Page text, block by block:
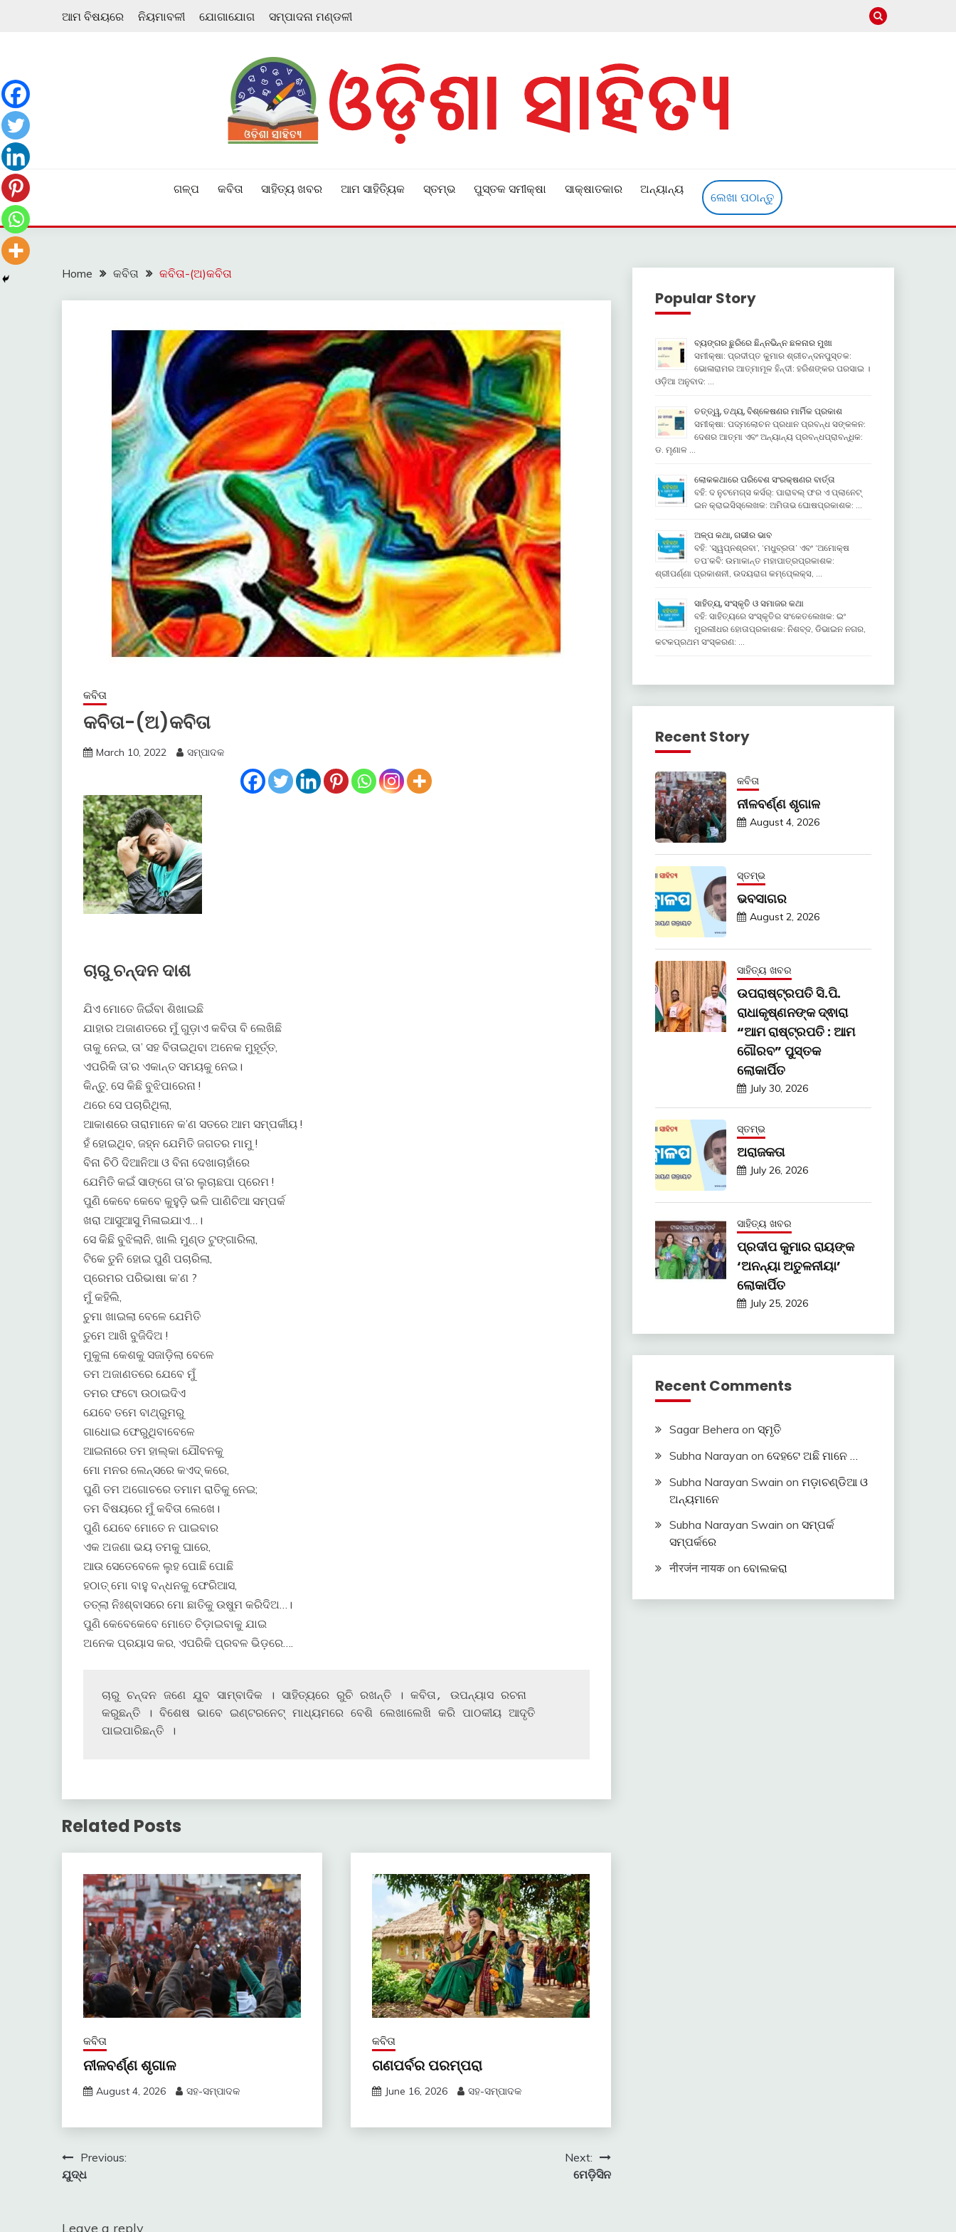
ଆମ ବିଷୟରେ ନିୟମାବଳୀ ଯୋଗାଯୋଗ ସମ୍ପାଦନା ମଣ୍ଡଳୀ
ଗଳ୍ପ କବିତା ସାହିତ୍ୟ ଖବର ଆମ ସାହିତ୍ୟିକ ସ୍ତମ୍ଭ ପୁସ୍ତକ ସମୀକ୍ଷା ସାକ୍ଷାତକାର ଅନ୍ୟାନ୍ୟ
ଲେଖା ପଠାନ୍ତୁ
Home କବିତା କବିତା-(ଅ)କବିତା
କବିତା
କବିତା-(ଅ)କବିତା
March 10, 2022 ସମ୍ପାଦକ
ଚାରୁ ଚନ୍ଦନ ଦାଶ
ଯିଏ ମୋତେ ଜିଇଁବା ଶିଖାଇଛି
ଯାହାର ଅଜାଣତରେ ମୁଁ ଗୁଡ଼ାଏ କବିତା ବି ଲେଖିଛି
ତାକୁ ନେଇ, ତା’ ସହ ବିତାଇଥିବା ଅନେକ ମୁହୂର୍ତ୍ତ,
ଏପରିକି ତା’ର ଏକାନ୍ତ ସମୟକୁ ନେଇ।
କିନ୍ତୁ, ସେ କିଛି ବୁଝିପାରେନା !
ଥରେ ସେ ପଚାରିଥିଲା,
ଆକାଶରେ ତାରାମାନେ କ’ଣ ସତରେ ଆମ ସମ୍ପର୍କୀୟ !
ହଁ ହୋଇଥିବ, ଜହ୍ନ ଯେମିତି ଜଗତର ମାମୁ !
ବିନା ଚିଠି ଦିଆନିଆ ଓ ବିନା ଦେଖାଚାହାଁରେ
ଯେମିତି କଇଁ ସାଙ୍ଗେ ତା’ର ଲୁଚାଛପା ପ୍ରେମ !
ପୁଣି କେବେ କେବେ କୁହୁଡ଼ି ଭଳି ପାଣିଚିଆ ସମ୍ପର୍କ
ଖରା ଆସୁଆସୁ ମିଳାଇଯାଏ…।
ସେ କିଛି ବୁଝିଲାନି, ଖାଲି ମୁଣ୍ଡ ଟୁଙ୍ଗାରିଲା,
ଟିକେ ତୁନି ହୋଇ ପୁଣି ପଚାରିଲା,
ପ୍ରେମର ପରିଭାଷା କ’ଣ ?
ମୁଁ କହିଲି,
ଚୁମା ଖାଇଲା ବେଳେ ଯେମିତି
ତୁମେ ଆଖି ବୁଜିଦିଅ !
ମୁକୁଳା କେଶକୁ ସଜାଡ଼ିଲା ବେଳେ
ତମ ଅଜାଣତରେ ଯେବେ ମୁଁ
ତମର ଫଟୋ ଉଠାଇଦିଏ
ଯେବେ ତମେ ବାଥ୍‌ରୁମରୁ
ଗାଧୋଇ ଫେରୁଥିବାବେଳେ
ଆଇନାରେ ତମ ହାଲ୍‌କା ଯୌବନକୁ
ମୋ ମନର ଲେନ୍ସରେ କଏଦ୍ କରେ,
ପୁଣି ତମ ଅଗୋଚରେ ତମାମ ରାତିକୁ ନେଇ;
ତମ ବିଷୟରେ ମୁଁ କବିତା ଲେଖେ।
ପୁଣି ଯେବେ ମୋତେ ନ ପାଇବାର
ଏକ ଅଜଣା ଭୟ ତମକୁ ଘାରେ,
ଆଉ ସେତେବେଳେ ଲୁହ ପୋଛି ପୋଛି
ହଠାତ୍ ମୋ ବାହୁ ବନ୍ଧନକୁ ଫେରିଆସ,
ତତ୍‌ଲା ନିଃଶ୍ବାସରେ ମୋ ଛାତିକୁ ଉଷୁମ କରିଦିଅ…।
ପୁଣି କେବେକେବେ ମୋତେ ଚିଡ଼ାଇବାକୁ ଯାଇ
ଅନେକ ପ୍ରୟାସ କର, ଏପରିକି ପ୍ରବଳ ଭିଡ଼ରେ….
ଚାରୁ ଚନ୍ଦନ ଜଣେ ଯୁବ ସାମ୍ବାଦିକ । ସାହିତ୍ୟରେ ରୁଚି ରଖନ୍ତି । କବିତା, ଉପନ୍ୟାସ ରଚନା
କରୁଛନ୍ତି । ବିଶେଷ ଭାବେ ଇଣ୍ଟରନେଟ୍ ମାଧ୍ୟମରେ ବେଶି ଲେଖାଲେଖି କରି ପାଠକୀୟ ଆଦୃତି
ପାଇପାରିଛନ୍ତି ।
Related Posts
କବିତା
ନୀଳବର୍ଣ୍ଣ ଶୃଗାଳ
August 4, 2026 ସହ-ସମ୍ପାଦକ
କବିତା
ଗଣପର୍ବର ପରମ୍ପରା
June 16, 2026 ସହ-ସମ୍ପାଦକ
Post
navigation
Previous:
ଯୁଦ୍ଧ
Next:
ମେଡ଼ିସିନ
Leave a reply
Popular Story
ବ୍ୟଙ୍ଗର ଛୁରିରେ ଛିନ୍ନଭିନ୍ନ ଛଳନାର ମୁଖା
ସମୀକ୍ଷା: ପ୍ରଦୀପ୍ତ କୁମାର ଶ୍ରୀଚନ୍ଦନପୁସ୍ତକ:
ଭୋଳାରାମର ଆତ୍ମାମୂଳ ହିନ୍ଦୀ: ହରିଶଙ୍କର ପରସାଇ ।
ଓଡ଼ିଆ ଅନୁବାଦ: …
ତତ୍ତ୍ୱ, ତଥ୍ୟ, ବିଶ୍ଳେଷଣର ମାର୍ମିକ ପ୍ରକାଶ
ସମୀକ୍ଷା: ପଦ୍ମଲୋଚନ ପ୍ରଧାନ ପ୍ରବନ୍ଧ ସଙ୍କଳନ:
ଦେଶର ଆତ୍ମା ଏବଂ ଅନ୍ୟାନ୍ୟ ପ୍ରବନ୍ଧପ୍ରାବନ୍ଧିକ:
ଡ. ମୃଣାଳ …
ଲୋକକଥାରେ ପରିବେଶ ସଂରକ୍ଷଣର ବାର୍ତ୍ତା
ବହି: ଦ ନୁଟମେଗ୍ସ କର୍ସର୍: ପାରାବଲ୍ ଫର ଏ ପ୍ଲାନେଟ୍
ଇନ କ୍ରାଇସିସ୍ଲେଖକ: ଅମିତାଭ ଘୋଷପ୍ରକାଶକ: …
ଅଳ୍ପ କଥା, ଗଭୀର ଭାବ
ବହି: ‘ସ୍ୱପ୍ନଶ୍ରବା’, ‘ମଧୁବ୍ରତା’ ଏବଂ ‘ଅମୋକ୍ଷ
ତପ’କବି: ଉମାକାନ୍ତ ମହାପାତ୍ରପ୍ରକାଶକ:
ଶ୍ରୀପର୍ଣ୍ଣା ପ୍ରକାଶନୀ, ଉଦୟରାଗ କମ୍ପେ୍ଲକ୍ସ, …
ସାହିତ୍ୟ, ସଂସ୍କୃତି ଓ ସମାଜର କଥା
ବହି: ସାହିତ୍ୟରେ ସଂସ୍କୃତିର ସଂକେତଲେଖକ: ଇଂ
ମୁରଲୀଧର ହୋତାପ୍ରକାଶକ: ନିଶବ୍ଦ, ଡିଭାଇନ ନଗର,
କଟକପ୍ରଥମ ସଂସ୍କରଣ: …
Recent Story
କବିତା
ନୀଳବର୍ଣ୍ଣ ଶୃଗାଳ
August 4, 2026
ସ୍ତମ୍ଭ
ଭବସାଗର
August 2, 2026
ସାହିତ୍ୟ ଖବର
ଉପରାଷ୍ଟ୍ରପତି ସି.ପି.
ରାଧାକୃଷ୍ଣନଙ୍କ ଦ୍ଵାରା
“ଆମ ରାଷ୍ଟ୍ରପତି : ଆମ
ଗୌରବ” ପୁସ୍ତକ
ଲୋକାର୍ପିତ
July 30, 2026
ସ୍ତମ୍ଭ
ଅରାଜକତା
July 26, 2026
ସାହିତ୍ୟ ଖବର
ପ୍ରଦୀପ କୁମାର ରାୟଙ୍କ
‘ଅନନ୍ୟା ଅତୁଳନୀୟା’
ଲୋକାର୍ପିତ
July 25, 2026
Recent Comments
Sagar Behera on ସ୍ମୃତି
Subha Narayan on ଦେହଟେ ଅଛି ମାନେ …
Subha Narayan Swain on ମଡ଼ାଚଣ୍ଡିଆ ଓ
ଅନ୍ୟମାନେ
Subha Narayan Swain on ସମ୍ପର୍କ
ସମ୍ପର୍କରେ
नीरजंन नायकon ବୋଲକରା